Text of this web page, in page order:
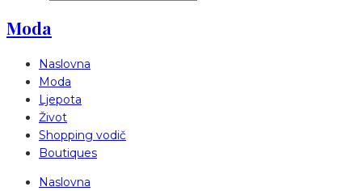
Moda
Naslovna
Moda
Ljepota
Život
Shopping vodič
Boutiques
Naslovna